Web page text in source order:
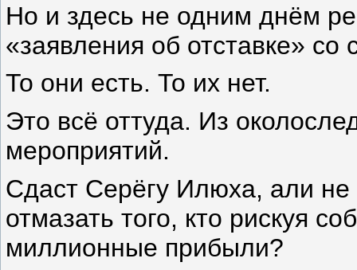
Но и здесь не одним днём
«заявления об отставке»
То они есть. То их нет.
Это всё оттуда. Из
мероприятий.
Сдаст Серёгу Илюха, али
отмазать того, кто рискуя
миллионные прибыли?